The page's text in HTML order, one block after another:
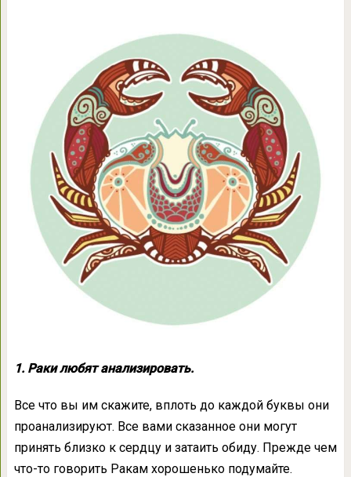
1. Раки любят анализировать.
Все что вы им скажите, вплоть до каждой буквы они
проанализируют. Все вами сказанное они могут
принять близко к сердцу и затаить обиду. Прежде чем
что-то говорить Ракам хорошенько подумайте.